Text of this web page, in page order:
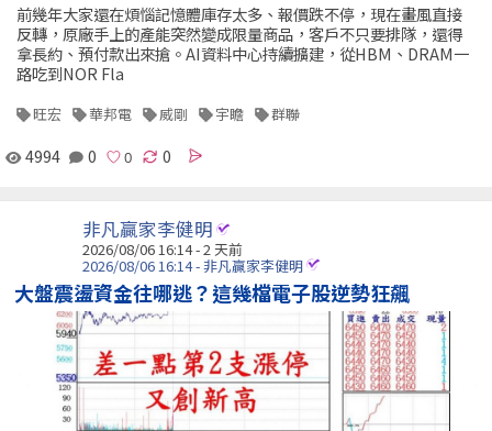
前幾年大家還在煩惱記憶體庫存太多、報價跌不停，現在畫風直接
反轉，原廠手上的產能突然變成限量商品，客戶不只要排隊，還得
拿長約、預付款出來搶。AI資料中心持續擴建，從HBM、DRAM一
路吃到NOR Fla
旺宏 華邦電 威剛 宇瞻 群聯
4994 0 0
非凡贏家李健明
2026/08/06 16:14 - 2 天前
2026/08/06 16:14 - 非凡贏家李健明
大盤震盪資金往哪逃？這幾檔電子股逆勢狂飆